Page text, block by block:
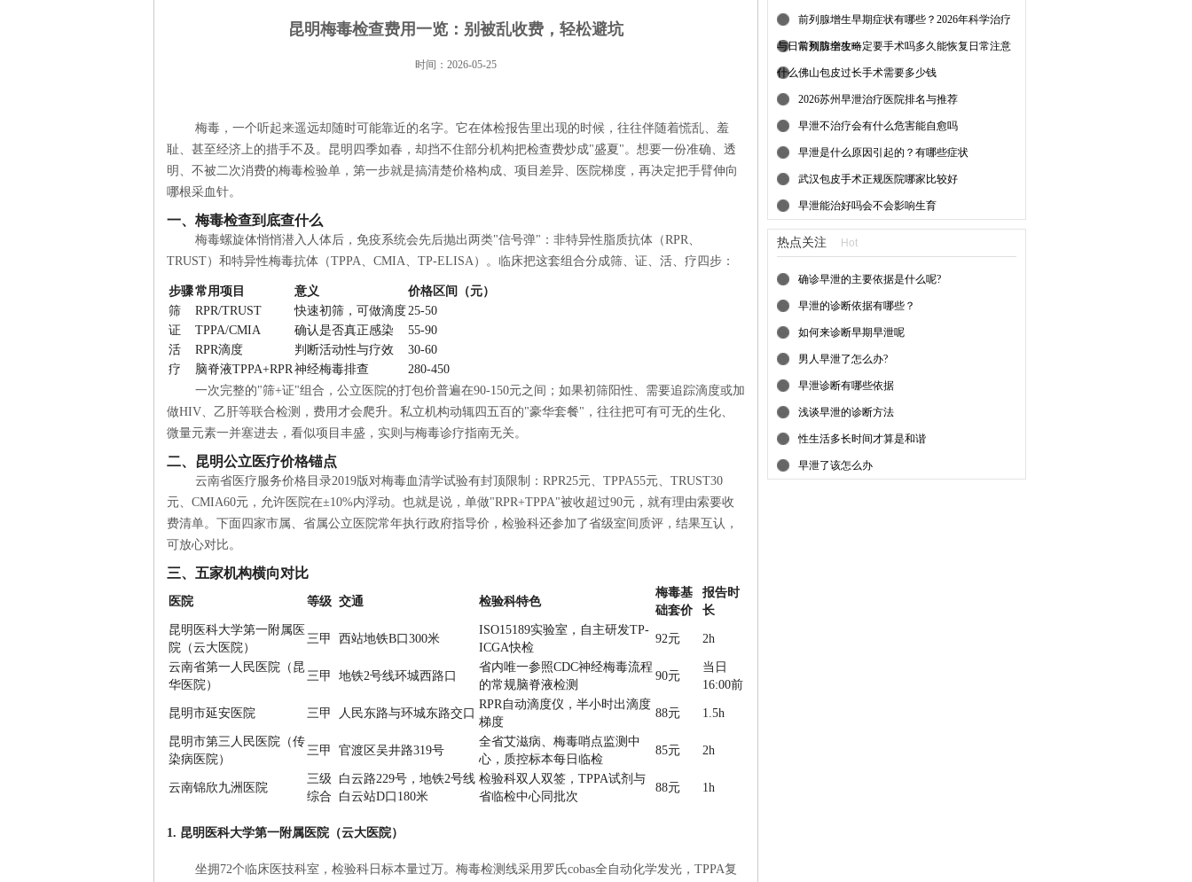
昆明梅毒检查费用一览：别被乱收费，轻松避坑
时间：2026-05-25
梅毒，一个听起来遥远却随时可能靠近的名字。它在体检报告里出现的时候，往往伴随着慌乱、羞
耻、甚至经济上的措手不及。昆明四季如春，却挡不住部分机构把检查费炒成"盛夏"。想要一份准确、透
明、不被二次消费的梅毒检验单，第一步就是搞清楚价格构成、项目差异、医院梯度，再决定把手臂伸向
哪根采血针。
一、梅毒检查到底查什么
梅毒螺旋体悄悄潜入人体后，免疫系统会先后抛出两类"信号弹"：非特异性脂质抗体（RPR、
TRUST）和特异性梅毒抗体（TPPA、CMIA、TP-ELISA）。临床把这套组合分成筛、证、活、疗四步：
步骤常用项目 意义
价格区间（元）
筛
RPR/TRUST 快速初筛，可做滴度25-50
证
TPPA/CMIA 确认是否真正感染
55-90
活
RPR滴度 判断活动性与疗效
30-60
疗
脑脊液TPPA+RPR神经梅毒排查
280-450
一次完整的"筛+证"组合，公立医院的打包价普遍在90-150元之间；如果初筛阳性、需要追踪滴度或加
做HIV、乙肝等联合检测，费用才会爬升。私立机构动辄四五百的"豪华套餐"，往往把可有可无的生化、
微量元素一并塞进去，看似项目丰盛，实则与梅毒诊疗指南无关。
二、昆明公立医疗价格锚点
云南省医疗服务价格目录2019版对梅毒血清学试验有封顶限制：RPR25元、TPPA55元、TRUST30
元、CMIA60元，允许医院在±10%内浮动。也就是说，单做"RPR+TPPA"被收超过90元，就有理由索要收
费清单。下面四家市属、省属公立医院常年执行政府指导价，检验科还参加了省级室间质评，结果互认，
可放心对比。
三、五家机构横向对比
医院 等级 交通 检验科特色
梅毒基
础套价
报告时
长
昆明医科大学第一附属医
院（云大医院）
三甲 西站地铁B口300米
ISO15189实验室，自主研发TP-
ICGA快检
92元 2h
云南省第一人民医院（昆
华医院）
三甲 地铁2号线环城西路口
省内唯一参照CDC神经梅毒流程
的常规脑脊液检测
90元
当日
16:00前
昆明市延安医院 三甲 人民东路与环城东路交口
RPR自动滴度仪，半小时出滴度
梯度
88元 1.5h
昆明市第三人民医院（传
染病医院）
三甲 官渡区吴井路319号
全省艾滋病、梅毒哨点监测中
心，质控标本每日临检
85元 2h
云南锦欣九洲医院
三级
综合
白云路229号，地铁2号线
白云站D口180米
检验科双人双签，TPPA试剂与
省临检中心同批次
88元 1h
1. 昆明医科大学第一附属医院（云大医院）
坐拥72个临床医技科室，检验科日标本量过万。梅毒检测线采用罗氏cobas全自动化学发光，TPPA复
前列腺增生早期症状有哪些？2026年科学治疗
与日常预防全攻略
前列腺增生一定要手术吗多久能恢复日常注意
什么佛山包皮过长手术需要多少钱
2026苏州早泄治疗医院排名与推荐
早泄不治疗会有什么危害能自愈吗
早泄是什么原因引起的？有哪些症状
武汉包皮手术正规医院哪家比较好
早泄能治好吗会不会影响生育
热点关注 Hot
确诊早泄的主要依据是什么呢?
早泄的诊断依据有哪些？
如何来诊断早期早泄呢
男人早泄了怎么办?
早泄诊断有哪些依据
浅谈早泄的诊断方法
性生活多长时间才算是和谐
早泄了该怎么办